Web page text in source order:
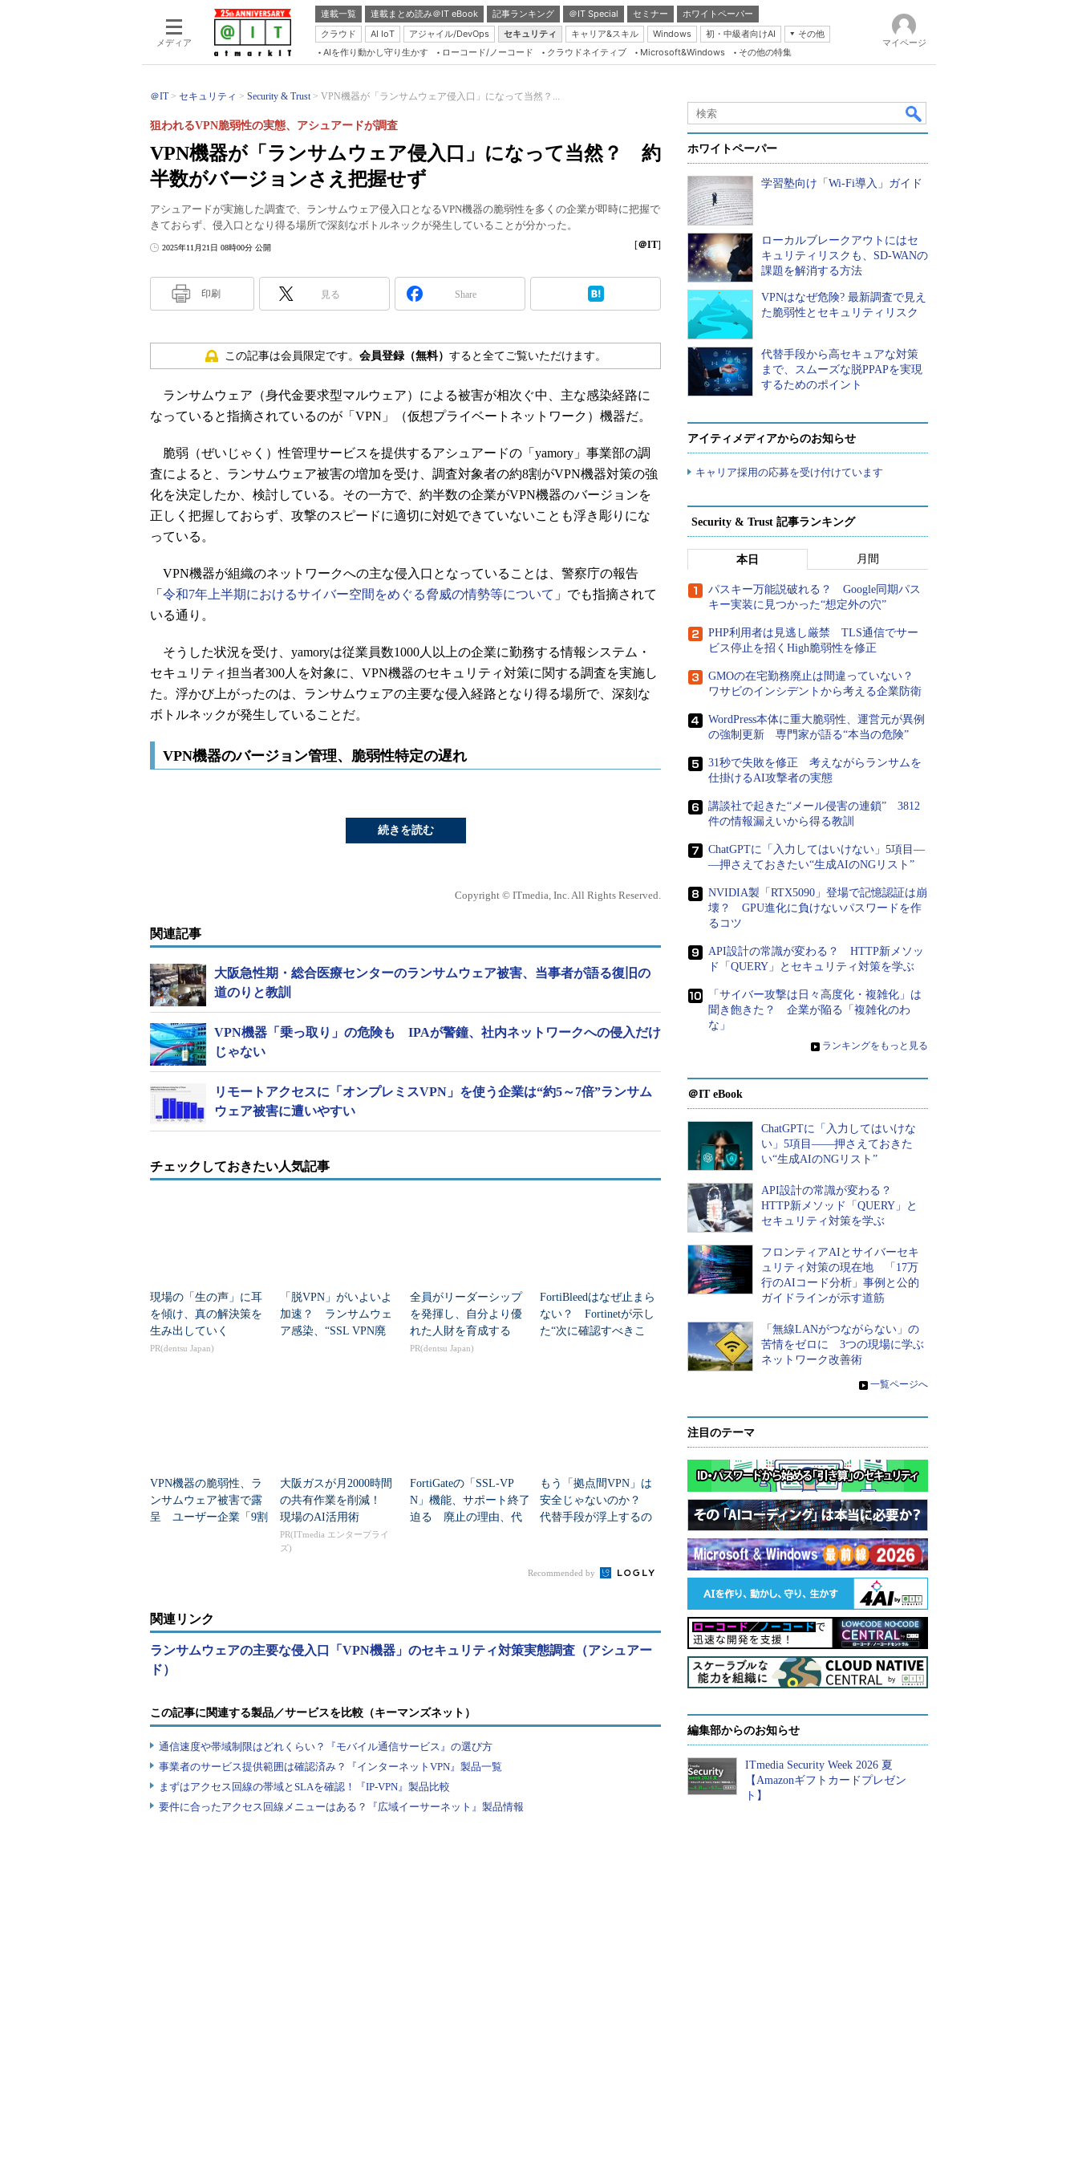
メディア
連載一覧 連載まとめ読み＠IT eBook 記事ランキング ＠IT Special セミナー
ホワイトペーパー
クラウド
AI IoT アジャイル/DevOps セキュリティ キャリア&スキル Windows 初・中級者向けAI
その他
Server & Storage
Java Agile
Database Expert
Linux ＆ OSS
Master of IP Network
Security & Trust
ブログ
AIを作り動かし守り生かす ローコード/ノーコード クラウドネイティブ Microsoft&Windows その他の特集
マイページ
＠IT セキュリティ Security & Trust VPN機器が「ランサムウェア侵入口」になって当然？...
VPN機器が「ランサムウェア侵入口」になって当然？ 約
半数がバージョンさえ把握せず
狙われるVPN脆弱性の実態、アシュアードが調査
アシュアードが実施した調査で、ランサムウェア侵入口となるVPN機器の脆弱性を多くの企業が即時に把握で
きておらず、侵入口となり得る場所で深刻なボトルネックが発生していることが分かった。
2025年11月21日 08時00分 公開 [＠IT]
印刷 見る Share
この記事は会員限定です。 会員登録（無料） すると全てご覧いただけます。
ランサムウェア（身代金要求型マルウェア）による被害が相次ぐ中、主な感染経路に
なっていると指摘されているのが「VPN」（仮想プライベートネットワーク）機器だ。
脆弱（ぜいじゃく）性管理サービスを提供するアシュアードの「yamory」事業部の調
査によると、ランサムウェア被害の増加を受け、調査対象者の約8割がVPN機器対策の強
化を決定したか、検討している。その一方で、約半数の企業がVPN機器のバージョンを
正しく把握しておらず、攻撃のスピードに適切に対処できていないことも浮き彫りにな
っている。
VPN機器が組織のネットワークへの主な侵入口となっていることは、警察庁の報告
「 令和7年上半期におけるサイバー空間をめぐる脅威の情勢等について 」でも指摘されて
いる通り。
そうした状況を受け、yamoryは従業員数1000人以上の企業に勤務する情報システム・
セキュリティ担当者300人を対象に、VPN機器のセキュリティ対策に関する調査を実施し
た。浮かび上がったのは、ランサムウェアの主要な侵入経路となり得る場所で、深刻な
ボトルネックが発生していることだ。
VPN機器のバージョン管理、脆弱性特定の遅れ
続きを読む
Copyright © ITmedia, Inc. All Rights Reserved.
関連記事
大阪急性期・総合医療センターのランサムウェア被害、当事者が語る復旧の
道のりと教訓
VPN機器「乗っ取り」の危険も IPAが警鐘、社内ネットワークへの侵入だけ
じゃない
リモートアクセスに「オンプレミスVPN」を使う企業は“約5～7倍”ランサム
ウェア被害に遭いやすい
チェックしておきたい人気記事
現場の「生の声」に耳
を傾け、真の解決策を
生み出していく
PR(dentsu Japan)
「脱VPN」がいよいよ
加速？ ランサムウェ
ア感染、“SSL VPN廃
全員がリーダーシップ
を発揮し、自分より優
れた人財を育成する
PR(dentsu Japan)
FortiBleedはなぜ止まら
ない？ Fortinetが示し
た“次に確認すべきこ
VPN機器の脆弱性、ラ
ンサムウェア被害で露
呈 ユーザー企業「9割
大阪ガスが月2000時間
の共有作業を削減！
現場のAI活用術
PR(ITmedia エンタープライ
ズ)
FortiGateの「SSL-VP
N」機能、サポート終了
迫る 廃止の理由、代
もう「拠点間VPN」は
安全じゃないのか？
代替手段が浮上するの
Recommended by
関連リンク
ランサムウェアの主要な侵入口「VPN機器」のセキュリティ対策実態調査（アシュアー
ド）
この記事に関連する製品／サービスを比較（キーマンズネット）
通信速度や帯域制限はどれくらい？『モバイル通信サービス』の選び方
事業者のサービス提供範囲は確認済み？『インターネットVPN』製品一覧
まずはアクセス回線の帯域とSLAを確認！『IP-VPN』製品比較
要件に合ったアクセス回線メニューはある？『広域イーサーネット』製品情報
ホワイトペーパー
学習塾向け「Wi-Fi導入」ガイド
ローカルブレークアウトにはセ
キュリティリスクも、SD-WANの
課題を解消する方法
VPNはなぜ危険? 最新調査で見え
た脆弱性とセキュリティリスク
代替手段から高セキュアな対策
まで、スムーズな脱PPAPを実現
するためのポイント
アイティメディアからのお知らせ
キャリア採用の応募を受け付けています
Security & Trust 記事ランキング
本日 月間
パスキー万能説破れる？ Google同期パス
キー実装に見つかった“想定外の穴”
PHP利用者は見逃し厳禁 TLS通信でサー
ビス停止を招くHigh脆弱性を修正
GMOの在宅勤務廃止は間違っていない？
ワサビのインシデントから考える企業防衛
WordPress本体に重大脆弱性、運営元が異例
の強制更新 専門家が語る“本当の危険”
31秒で失敗を修正 考えながらランサムを
仕掛けるAI攻撃者の実態
講談社で起きた“メール侵害の連鎖” 3812
件の情報漏えいから得る教訓
ChatGPTに「入力してはいけない」5項目―
―押さえておきたい“生成AIのNGリスト”
NVIDIA製「RTX5090」登場で記憶認証は崩
壊？ GPU進化に負けないパスワードを作
るコツ
API設計の常識が変わる？ HTTP新メソッ
ド「QUERY」とセキュリティ対策を学ぶ
「サイバー攻撃は日々高度化・複雑化」は
聞き飽きた？ 企業が陥る「複雑化のわ
な」
» ランキングをもっと見る
＠IT eBook
ChatGPTに「入力してはいけな
い」5項目――押さえておきた
い“生成AIのNGリスト”
API設計の常識が変わる？
HTTP新メソッド「QUERY」と
セキュリティ対策を学ぶ
フロンティアAIとサイバーセキ
ュリティ対策の現在地 「17万
行のAIコード分析」事例と公的
ガイドラインが示す道筋
「無線LANがつながらない」の
苦情をゼロに 3つの現場に学ぶ
ネットワーク改善術
» 一覧ページへ
注目のテーマ
編集部からのお知らせ
ITmedia Security Week 2026 夏
【Amazonギフトカードプレゼン
ト】